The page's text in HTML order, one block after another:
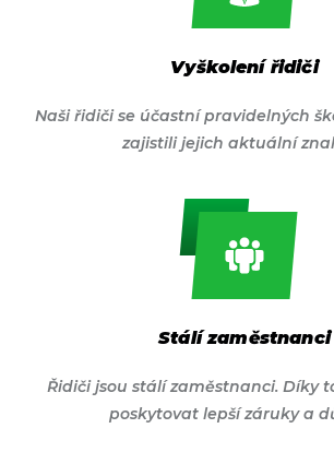
Vyškolení řidiči
Naši řidiči se účastní pravidelných
zajistili jejich aktuální
Stálí zaměstnanci
Řidiči jsou stálí zaměstnanci. Díky
poskytovat lepší záruky a